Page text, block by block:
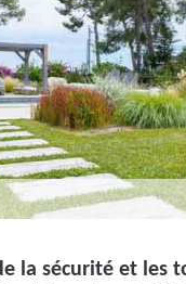
la sécurité et les